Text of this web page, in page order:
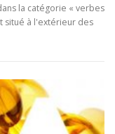
la catégorie « verbes
situé à l'extérieur des